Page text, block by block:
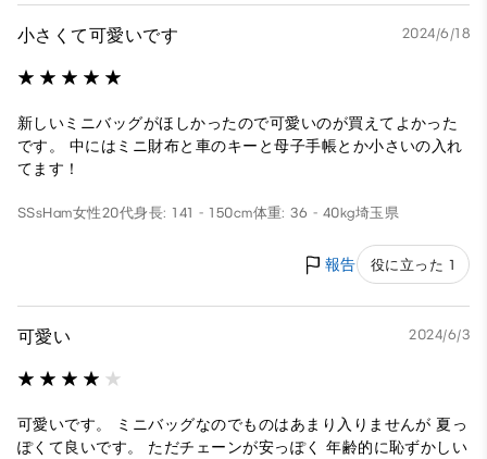
小さくて可愛いです 2024/6/18
新しいミニバッグがほしかったので可愛いのが買えてよかった
です。 中にはミニ財布と車のキーと母子手帳とか小さいの入れ
てます！
SSsHam女性20代身長: 141 - 150cm体重: 36 - 40kg埼玉県
報告 役に立った 1
可愛い 2024/6/3
可愛いです。 ミニバッグなのでものはあまり入りませんが 夏っ
ぽくて良いです。 ただチェーンが安っぽく 年齢的に恥ずかしい